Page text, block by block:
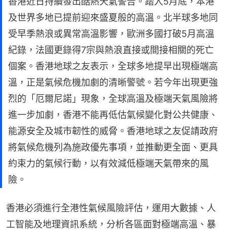
及世界多地已提前迎來盛夏般的高溫。北半球多地同
受早季熱浪或異常高溫影響，歐洲多國打破5月高溫
紀錄，法國更錄得7宗與熱浪直接或間接相關的死亡
個案。香港地球之友表示，全球多地提早出現極端高
溫，正是氣候危機加劇的清晰警號。若今年出現更強
烈的「厄爾尼諾」現象，全球高溫及極端天氣風險將
進一步加劇，香港不能再低估氣候變化對公共健康、
能源安全及城市韌性的威脅。香港地球之友促請政府
將氣候危機列為施政優先事項，並推動更全面、更具
約束力的氣候行動，以有效減低極端天氣帶來的風
險。
香港必須進行全港性氣候風險評估，運用大數據、人
工智能及地理資訊系統，分析各區面對極端高溫、暴